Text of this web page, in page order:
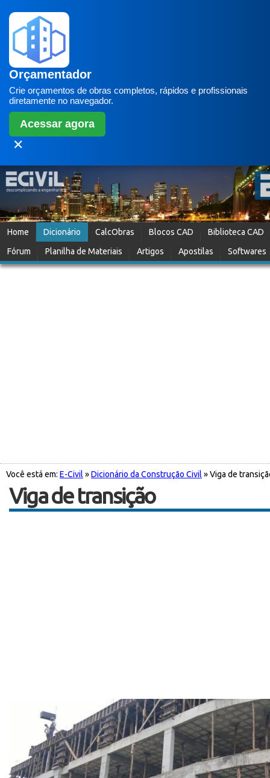
Orçamentador
Crie orçamentos de obras completos, rápidos e profissionais
diretamente no navegador.
Acessar agora
✕
Home Dicionário CalcObras Blocos CAD
Biblioteca CAD
Fórum
Planilha de Materiais Artigos Apostilas Softwares
Você está em: E-Civil »Dicionário da Construção Civil » Viga de
Viga de transição